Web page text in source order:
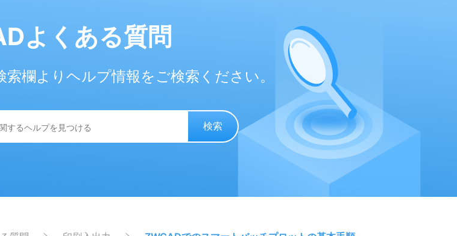
よくある質問
欄よりヘルプ情報をご検索ください。
検索